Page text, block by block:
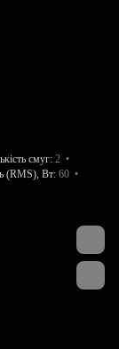
смуг 2
(RMS), Вт 60